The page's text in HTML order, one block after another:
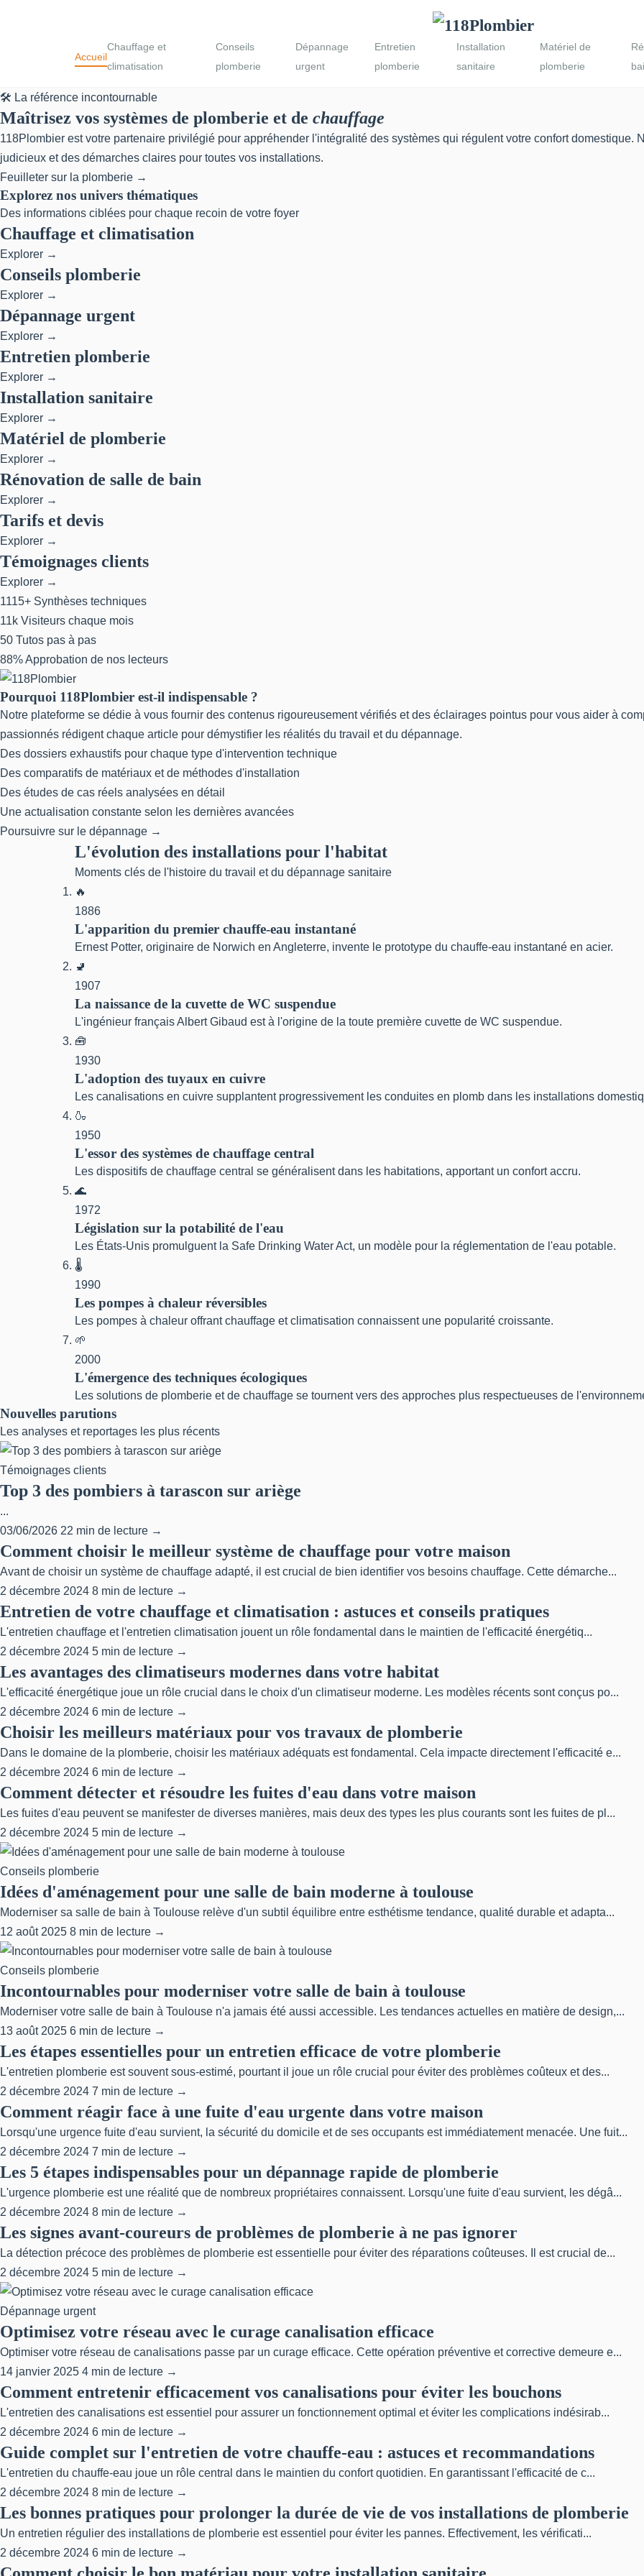
Accueil
Chauffage et
climatisation
Conseils
plomberie
Dépannage
urgent
Entretien
plomberie
Installation
sanitaire
Matériel de
plomberie
🛠️ La référence incontournable
Maîtrisez vos systèmes de plomberie et de chauffage
118Plombier est votre partenaire privilégié pour appréhender l'intégralité des systèmes qui régulent votre confort
judicieux et des démarches claires pour toutes vos installations.
Feuilleter sur la plomberie →
Explorez nos univers thématiques
Des informations ciblées pour chaque recoin de votre foyer
Chauffage et climatisation
Explorer →
Conseils plomberie
Explorer →
Dépannage urgent
Explorer →
Entretien plomberie
Explorer →
Installation sanitaire
Explorer →
Matériel de plomberie
Explorer →
Rénovation de salle de bain
Explorer →
Tarifs et devis
Explorer →
Témoignages clients
Explorer →
1115+ Synthèses techniques
11k Visiteurs chaque mois
50 Tutos pas à pas
88%Approbation de nos lecteurs
Pourquoi 118Plombier est-il indispensable ?
Notre plateforme se dédie à vous fournir des contenus rigoureusement vérifiés et des éclairages pointus pour vous aider à
passionnés rédigent chaque article pour démystifier les réalités du travail et du dépannage.
Des dossiers exhaustifs pour chaque type d'intervention technique
Des comparatifs de matériaux et de méthodes d'installation
Des études de cas réels analysées en détail
Une actualisation constante selon les dernières avancées
Poursuivre sur le dépannage →
L'évolution des installations pour l'habitat
Moments clés de l'histoire du travail et du dépannage sanitaire
🔥
1886
L'apparition du premier chauffe-eau instantané
Ernest Potter, originaire de Norwich en Angleterre, invente le prototype du chauffe-eau instantané en acier.
🚽
1907
La naissance de la cuvette de WC suspendue
L'ingénieur français Albert Gibaud est à l'origine de la toute première cuvette de WC suspendue.
🧰
1930
L'adoption des tuyaux en cuivre
Les canalisations en cuivre supplantent progressivement les conduites en plomb dans les installations
🍶
1950
L'essor des systèmes de chauffage central
Les dispositifs de chauffage central se généralisent dans les habitations, apportant un confort accru.
🌊
1972
Législation sur la potabilité de l'eau
Les États-Unis promulguent la Safe Drinking Water Act, un modèle pour la réglementation de l'eau potable.
🌡
1990
Les pompes à chaleur réversibles
Les pompes à chaleur offrant chauffage et climatisation connaissent une popularité croissante.
🌱
2000
L'émergence des techniques écologiques
Les solutions de plomberie et de chauffage se tournent vers des approches plus respectueuses de
Nouvelles parutions
Les analyses et reportages les plus récents
Témoignages clients
Top 3 des pombiers à tarascon sur ariège
...
03/06/2026 22 min de lecture →
Comment choisir le meilleur système de chauffage pour votre maison
Avant de choisir un système de chauffage adapté, il est crucial de bien identifier vos besoins chauffage. Cette démarche...
2 décembre 2024 8 min de lecture →
Entretien de votre chauffage et climatisation : astuces et conseils pratiques
L'entretien chauffage et l'entretien climatisation jouent un rôle fondamental dans le maintien de l'efficacité énergétiq...
2 décembre 2024 5 min de lecture →
Les avantages des climatiseurs modernes dans votre habitat
L'efficacité énergétique joue un rôle crucial dans le choix d'un climatiseur moderne. Les modèles récents sont conçus po...
2 décembre 2024 6 min de lecture →
Choisir les meilleurs matériaux pour vos travaux de plomberie
Dans le domaine de la plomberie, choisir les matériaux adéquats est fondamental. Cela impacte directement l'efficacité e...
2 décembre 2024 6 min de lecture →
Comment détecter et résoudre les fuites d'eau dans votre maison
Les fuites d'eau peuvent se manifester de diverses manières, mais deux des types les plus courants sont les fuites de pl...
2 décembre 2024 5 min de lecture →
Conseils plomberie
Idées d'aménagement pour une salle de bain moderne à toulouse
Moderniser sa salle de bain à Toulouse relève d'un subtil équilibre entre esthétisme tendance, qualité durable et adapta...
12 août 2025 8 min de lecture →
Conseils plomberie
Incontournables pour moderniser votre salle de bain à toulouse
Moderniser votre salle de bain à Toulouse n'a jamais été aussi accessible. Les tendances actuelles en matière de design,...
13 août 2025 6 min de lecture →
Les étapes essentielles pour un entretien efficace de votre plomberie
L'entretien plomberie est souvent sous-estimé, pourtant il joue un rôle crucial pour éviter des problèmes coûteux et des...
2 décembre 2024 7 min de lecture →
Comment réagir face à une fuite d'eau urgente dans votre maison
Lorsqu'une urgence fuite d'eau survient, la sécurité du domicile et de ses occupants est immédiatement menacée. Une fuit...
2 décembre 2024 7 min de lecture →
Les 5 étapes indispensables pour un dépannage rapide de plomberie
L'urgence plomberie est une réalité que de nombreux propriétaires connaissent. Lorsqu'une fuite d'eau survient, les dégâ...
2 décembre 2024 8 min de lecture →
Les signes avant-coureurs de problèmes de plomberie à ne pas ignorer
La détection précoce des problèmes de plomberie est essentielle pour éviter des réparations coûteuses. Il est crucial de...
2 décembre 2024 5 min de lecture →
Dépannage urgent
Optimisez votre réseau avec le curage canalisation efficace
Optimiser votre réseau de canalisations passe par un curage efficace. Cette opération préventive et corrective demeure e...
14 janvier 2025 4 min de lecture →
Comment entretenir efficacement vos canalisations pour éviter les bouchons
L'entretien des canalisations est essentiel pour assurer un fonctionnement optimal et éviter les complications indésirab...
2 décembre 2024 6 min de lecture →
Guide complet sur l'entretien de votre chauffe-eau : astuces et recommandations
L'entretien du chauffe-eau joue un rôle central dans le maintien du confort quotidien. En garantissant l'efficacité de c...
2 décembre 2024 8 min de lecture →
Les bonnes pratiques pour prolonger la durée de vie de vos installations de plomberie
Un entretien régulier des installations de plomberie est essentiel pour éviter les pannes. Effectivement, les vérificati...
2 décembre 2024 6 min de lecture →